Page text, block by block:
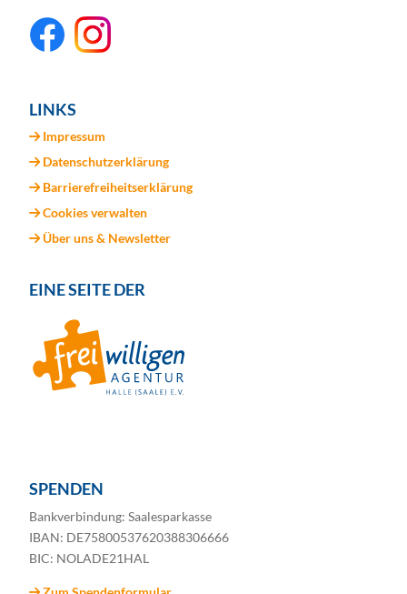
LINKS
Impressum
Datenschutzerklärung
Barrierefreiheitserklärung
Cookies verwalten
Über uns & Newsletter
EINE SEITE DER
SPENDEN
Bankverbindung: Saalesparkasse
IBAN: DE75800537620388306666
BIC: NOLADE21HAL